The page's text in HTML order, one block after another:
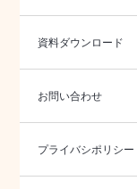
資料ダウンロード
お問い合わせ
プライバシポリシー